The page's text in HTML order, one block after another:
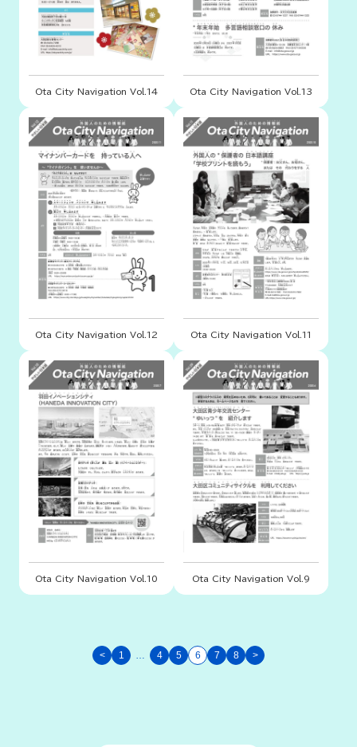
Ota City Navigation Vol.14 Ota City Navigation Vol.13
Ota City Navigation Vol.12 Ota City Navigation Vol.11
Ota City Navigation Vol.10 Ota City Navigation Vol.9
< 1 4 5 6 7 8 >